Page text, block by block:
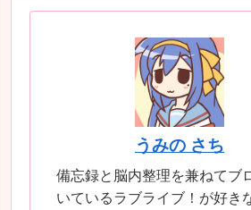
うみの さち
備忘録と脳内整理を兼ねてブ
いているラブライブ！が好き